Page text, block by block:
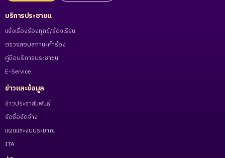
บริการประชาชน
แจ้งเรื่องร้องทุกข์/ร้องเรียน
ตรวจสอบสถานะคำร้อง
คู่มือบริการประชาชน
E-Service
ข่าวและข้อมูล
ข่าวประชาสัมพันธ์
จัดซื้อจัดจ้าง
แผนและงบประมาณ
ITA